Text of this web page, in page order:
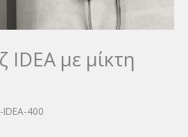
με μίκτη
400